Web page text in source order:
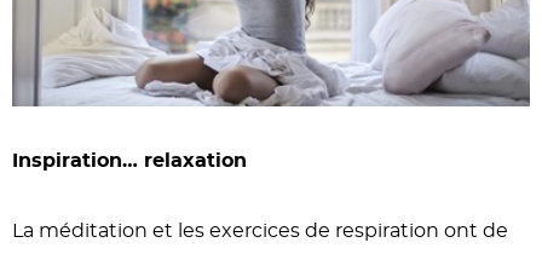
Inspiration… relaxation
La méditation et les exercices de respiration ont de